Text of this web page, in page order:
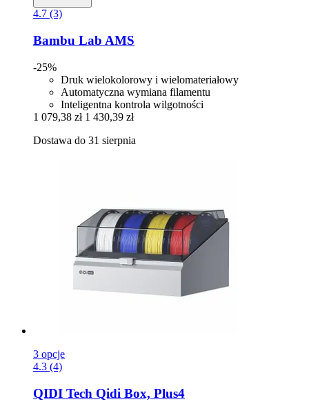
4.7 (3)
Bambu Lab AMS
-25%
Druk wielokolorowy i wielomateriałowy
Automatyczna wymiana filamentu
Inteligentna kontrola wilgotności
1 079,38 zł 1 430,39 zł
Dostawa do 31 sierpnia
3 opcje
4.3 (4)
QIDI Tech Qidi Box, Plus4